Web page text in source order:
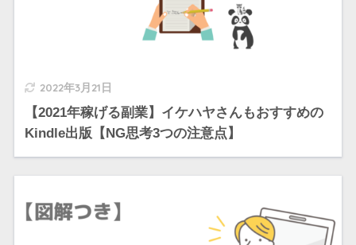
2022年3月21日
【2021年稼げる副業】イケハヤさんもおすすめの
Kindle出版【NG思考3つの注意点】